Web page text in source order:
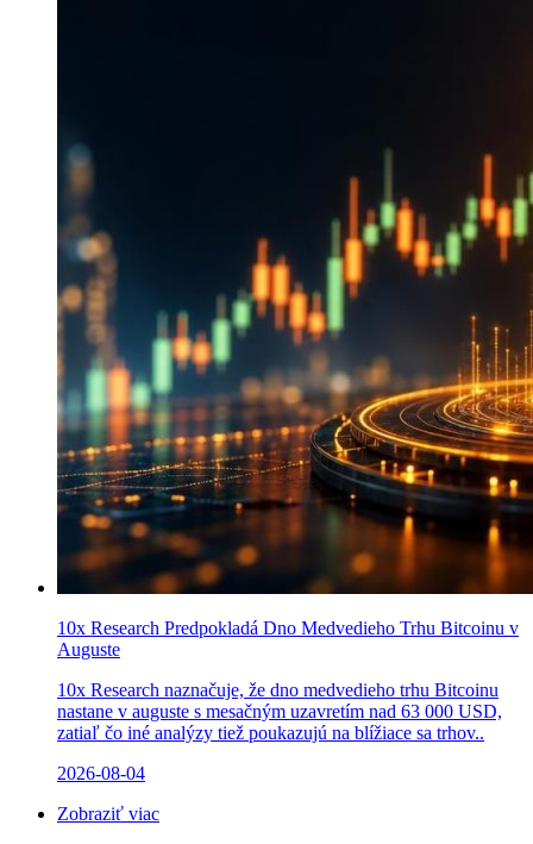
10x Research Predpokladá Dno Medvedieho Trhu Bitcoinu v
Auguste
10x Research naznačuje, že dno medvedieho trhu Bitcoinu
nastane v auguste s mesačným uzavretím nad 63 000 USD,
zatiaľ čo iné analýzy tiež poukazujú na blížiace sa trhov..
2026-08-04
Zobraziť viac